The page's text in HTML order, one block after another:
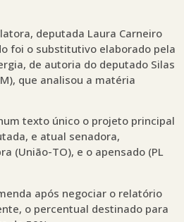
deputada Laura Carneiro
foi o substitutivo elaborado pela
de autoria do deputado Silas
que analisou a matéria
texto único o projeto principal
e atual senadora,
(União-TO), e o apensado (PL
após negociar o relatório
o percentual destinado para